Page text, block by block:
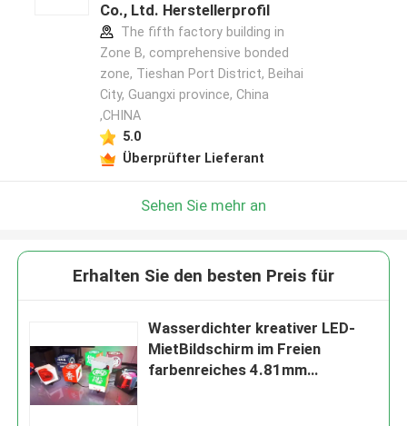
Co., Ltd. Herstellerprofil
The fifth factory building in
Zone B, comprehensive bonded
zone, Tieshan Port District, Beihai
City, Guangxi province, China
,CHINA
5.0
Überprüfter Lieferant
Sehen Sie mehr an
Erhalten Sie den besten Preis für
Wasserdichter kreativer LED-
MietBildschirm im Freien
farbenreiches 4.81mm